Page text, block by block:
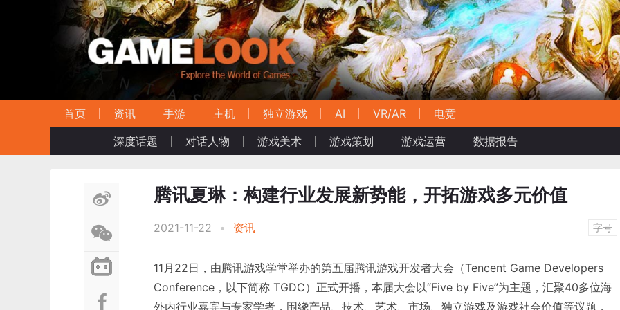
首页 资讯 手游 主机 独立游戏 AI VR/AR
电竞
深度话题
对话人物 游戏美术 游戏策划 游戏运营 数据报告
腾讯夏琳：构建行业发展新势能，开拓游戏多元价值
2021-11-22 • 资讯 字号
11月22日，由腾讯游戏学堂举办的第五届腾讯游戏开发者大会（Tencent Game Developers
Conference，以下简称 TGDC）正式开播，本届大会以“Five by Five”为主题，汇聚40多位海
外内行业嘉宾与专家学者，围绕产品、技术、艺术、市场、独立游戏及游戏社会价值等议题，